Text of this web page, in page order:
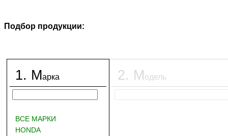
Подбор продукции:
1. Марка
ВСЕ МАРКИ
HONDA
2. Модель